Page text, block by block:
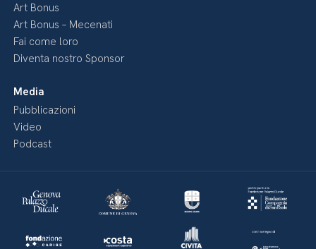
Art Bonus
Art Bonus – Mecenati
Fai come loro
Diventa nostro Sponsor
Media
Pubblicazioni
Video
Podcast